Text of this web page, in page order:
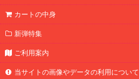
カートの中身
新弾特集
ご利用案内
当サイトの画像やデータの利用について